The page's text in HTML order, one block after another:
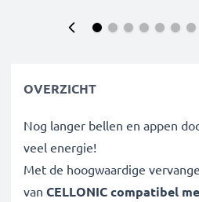
OVERZICHT
Nog langer bellen en appen
veel energie!
Met de hoogwaardige
van CELLONIC compatibel